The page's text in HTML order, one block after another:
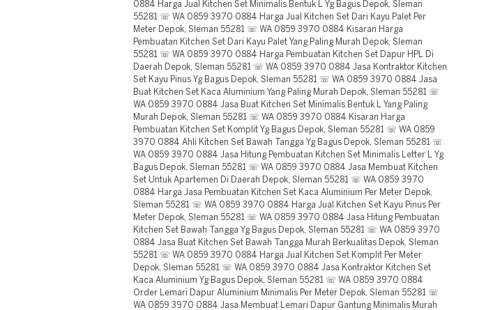
0884 Harga Jual Kitchen Set Minimalis Bentuk L Yg Bagus Depok, Sleman
55281 ☏ WA 0859 3970 0884 Harga Jual Kitchen Set Dari Kayu Palet Per
Meter Depok, Sleman 55281 ☏ WA 0859 3970 0884 Kisaran Harga
Pembuatan Kitchen Set Dari Kayu Palet Yang Paling Murah Depok, Sleman
55281 ☏ WA 0859 3970 0884 Harga Pembuatan Kitchen Set Dapur HPL Di
Daerah Depok, Sleman 55281 ☏ WA 0859 3970 0884 Jasa Kontraktor Kitchen
Set Kayu Pinus Yg Bagus Depok, Sleman 55281 ☏ WA 0859 3970 0884 Jasa
Buat Kitchen Set Kaca Aluminium Yang Paling Murah Depok, Sleman 55281 ☏
WA 0859 3970 0884 Jasa Buat Kitchen Set Minimalis Bentuk L Yang Paling
Murah Depok, Sleman 55281 ☏ WA 0859 3970 0884 Kisaran Harga
Pembuatan Kitchen Set Komplit Yg Bagus Depok, Sleman 55281 ☏ WA 0859
3970 0884 Ahli Kitchen Set Bawah Tangga Yg Bagus Depok, Sleman 55281 ☏
WA 0859 3970 0884 Jasa Hitung Pembuatan Kitchen Set Minimalis Letter L Yg
Bagus Depok, Sleman 55281 ☏ WA 0859 3970 0884 Jasa Membuat Kitchen
Set Untuk Apartemen Di Daerah Depok, Sleman 55281 ☏ WA 0859 3970
0884 Harga Jasa Pembuatan Kitchen Set Kaca Aluminium Per Meter Depok,
Sleman 55281 ☏ WA 0859 3970 0884 Harga Jual Kitchen Set Kayu Pinus Per
Meter Depok, Sleman 55281 ☏ WA 0859 3970 0884 Jasa Hitung Pembuatan
Kitchen Set Bawah Tangga Yg Bagus Depok, Sleman 55281 ☏ WA 0859 3970
0884 Jasa Buat Kitchen Set Bawah Tangga Murah Berkualitas Depok, Sleman
55281 ☏ WA 0859 3970 0884 Harga Jual Kitchen Set Komplit Per Meter
Depok, Sleman 55281 ☏ WA 0859 3970 0884 Jasa Kontraktor Kitchen Set
Kaca Aluminium Yg Bagus Depok, Sleman 55281 ☏ WA 0859 3970 0884
Order Lemari Dapur Aluminium Minimalis Per Meter Depok, Sleman 55281 ☏
WA 0859 3970 0884 Jasa Membuat Lemari Dapur Gantung Minimalis Murah